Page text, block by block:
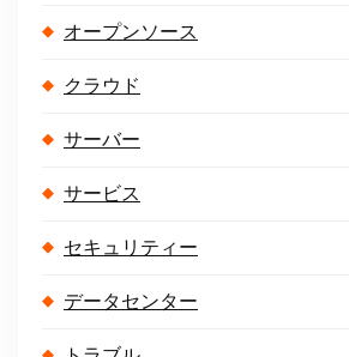
オープンソース
クラウド
サーバー
サービス
セキュリティー
データセンター